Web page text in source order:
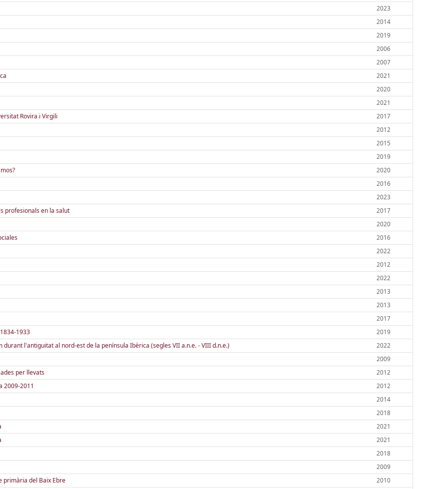
2023
2014
2019
2006
2007
2021
2020
2021
Rovira i Virgili
2017
2012
2015
2019
2020
2016
2023
profesionals en la salut
2017
2020
2016
2022
2012
2022
2013
2013
2017
1933
2019
l'antiguitat al nord-est de la península Ibèrica (segles VII a.n.e. - VIII d.n.e.)
2022
2009
per llevats
2012
2009-2011
2012
2014
2018
2021
2021
2018
2009
primària del Baix Ebre
2010